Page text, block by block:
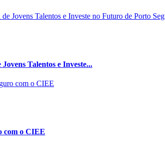
Talentos e Investe...
com o CIEE